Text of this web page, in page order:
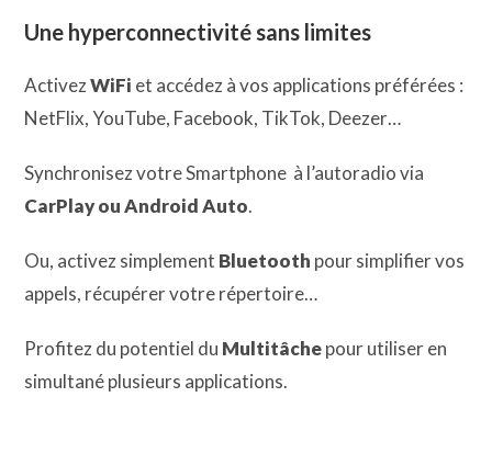
Une hyperconnectivité sans limites
ActivezWiFi et accédez à vos applications préférées :
NetFlix, YouTube, Facebook, TikTok, Deezer…
Synchronisez votre Smartphone à l’autoradio via
CarPlay ou Android Auto.
Ou, activez simplement Bluetooth pour simplifier vos
appels, récupérer votre répertoire…
Profitez du potentiel du Multitâchepour utiliser en
simultané plusieurs applications.